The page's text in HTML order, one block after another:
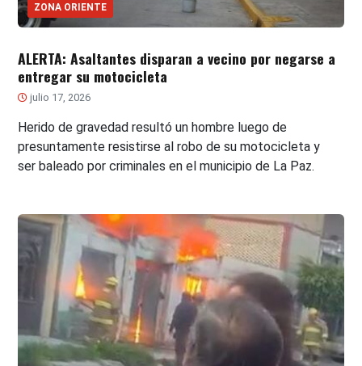
ZONA ORIENTE
ALERTA: Asaltantes disparan a vecino por negarse a
entregar su motocicleta
julio 17, 2026
Herido de gravedad resultó un hombre luego de
presuntamente resistirse al robo de su motocicleta y
ser baleado por criminales en el municipio de La Paz.